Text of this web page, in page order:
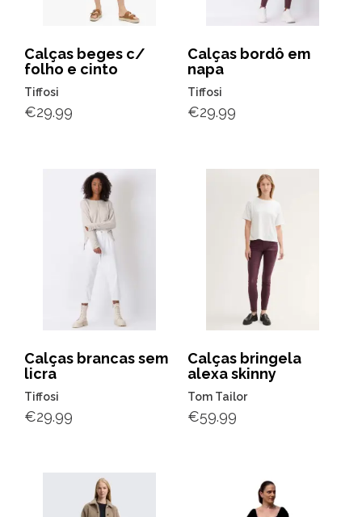
Calças beges c/
folho e cinto
Tiffosi
€29.99
Calças bordô em
napa
Tiffosi
€29.99
Calças brancas sem
licra
Tiffosi
€29.99
Calças bringela
alexa skinny
Tom Tailor
€59.99